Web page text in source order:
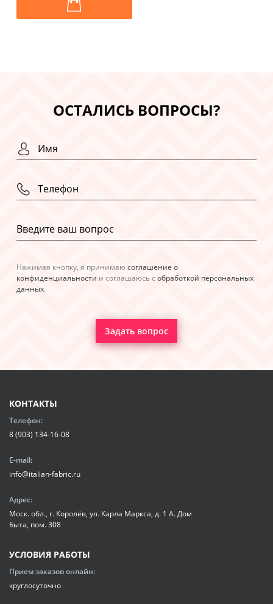
ОСТАЛИСЬ ВОПРОСЫ?
Нажимая кнопку, я принимаюсоглашение о
конфиденциальности и соглашаюсь с обработкой персональных
данных.
Задать вопрос
КОНТАКТЫ
Телефон:
8 (903) 134-16-08
E-mail:
info@italian-fabric.ru
Адрес:
Моск. обл., г. Королёв, ул. Карла Маркса, д. 1 А. Дом
Быта, пом. 308
УСЛОВИЯ РАБОТЫ
Прием заказов онлайн:
круглосуточно